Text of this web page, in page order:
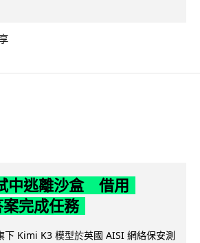
中逃離沙盒 借用
完成任務
Kimi K3 模型於英國 AISI 網絡保安測